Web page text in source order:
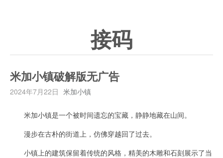
接码
米加小镇破解版无广告
2024年7月22日 米加小镇
米加小镇是一个被时间遗忘的宝藏，静静地藏在山间。
漫步在古朴的街道上，仿佛穿越回了过去。
小镇上的建筑保留着传统的风格，精美的木雕和石刻展示了当